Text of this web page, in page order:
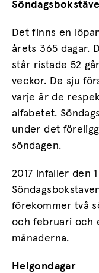
Det finns en
årets 365 dagar.
står ristade 52
veckor. De sju
varje år de
alfabetet.
under det
söndagen.
2017 infaller den
förekommer två
och februari och
månaderna.
Helgondagar